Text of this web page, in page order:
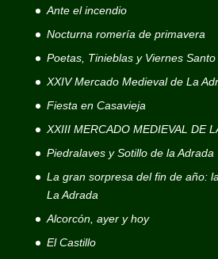
Ante el incendio
Nocturna romería de primavera
Poetas, Tinieblas y Viernes
XXIV Mercado Medieval de La
Fiesta en Casavieja
XXIII MERCADO MEDIEVAL DE
Piedralaves y Sotillo de la Adrada
La gran sorpresa del fin de año:
La Adrada
Alcorcón, ayer y hoy
El Castillo